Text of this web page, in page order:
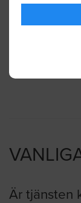
Är tjänsten